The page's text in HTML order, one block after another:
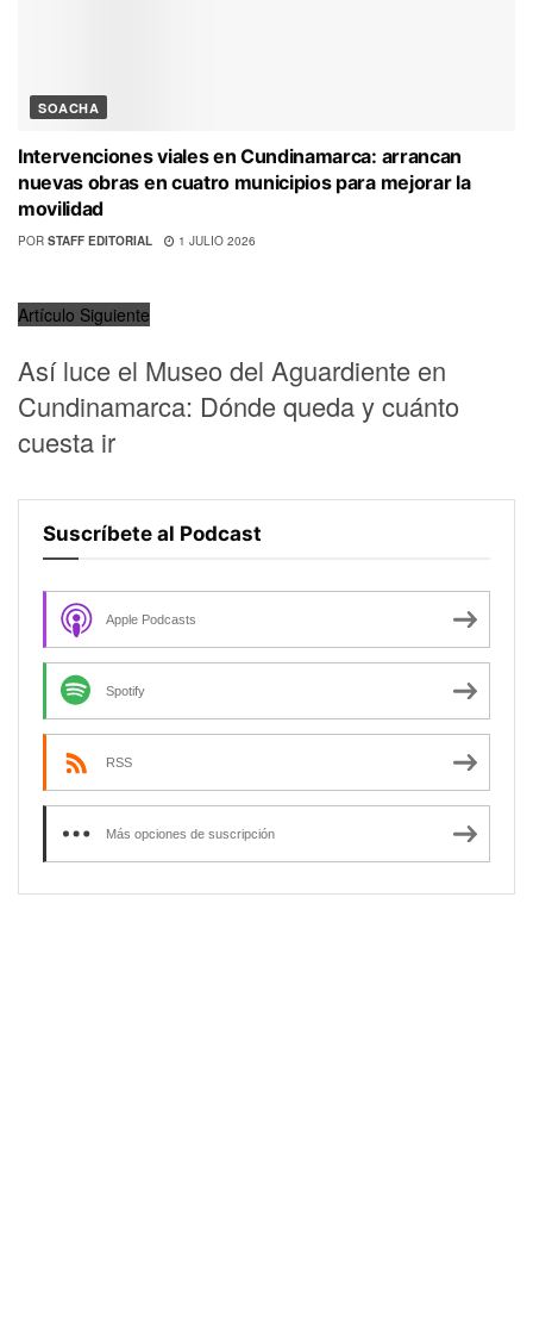
SOACHA
Intervenciones viales en Cundinamarca: arrancan
nuevas obras en cuatro municipios para mejorar la
movilidad
POR STAFF EDITORIAL 1 JULIO 2026
Artículo Siguiente
Así luce el Museo del Aguardiente en
Cundinamarca: Dónde queda y cuánto
cuesta ir
Suscríbete al Podcast
Apple Podcasts
Spotify
RSS
Más opciones de suscripción